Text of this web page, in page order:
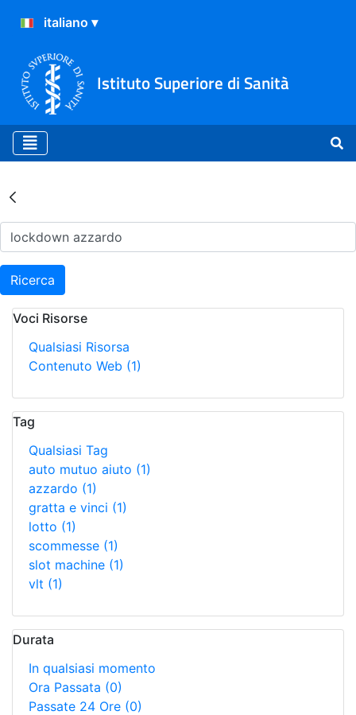
Istituto Superiore di Sanità
Risultati della Ricerca -
Ricerca
Voci Risorse
Qualsiasi Risorsa
Contenuto Web (1)
Tag
Qualsiasi Tag
auto mutuo aiuto (1)
azzardo (1)
gratta e vinci (1)
lotto (1)
scommesse (1)
slot machine (1)
vlt (1)
Durata
In qualsiasi momento
Ora Passata (0)
Passate 24 Ore (0)